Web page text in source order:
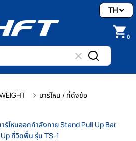
0
TH
บาร์โหน / ที่ดึงข้อ
ร์โหนออกกำลังกาย Stand Pull Up Bar
ที่วิดพื้น รุ่น TS-1